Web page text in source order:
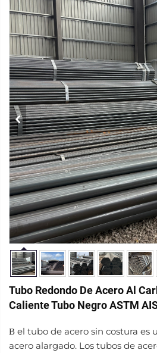
Tubo Redondo De Acero Al
Caliente Tubo Negro ASTM
B el tubo de acero sin costura es
acero alargado. Los tubos de